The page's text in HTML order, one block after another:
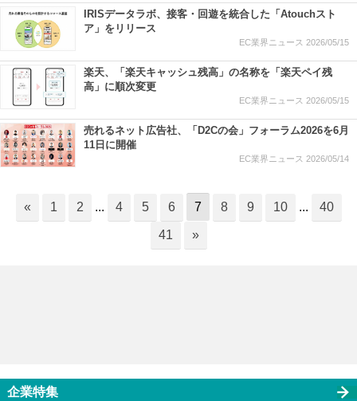
IRISデータラボ、接客・回遊を統合した「Atouchスト
ア」をリリース
EC業界ニュース 2026/05/15
楽天、「楽天キャッシュ残高」の名称を「楽天ペイ残
高」に順次変更
EC業界ニュース 2026/05/15
売れるネット広告社、「D2Cの会」フォーラム2026を6月
11日に開催
EC業界ニュース 2026/05/14
« 1 2 ... 4 5 6 7 8 9 10 ... 40
41 »
企業特集